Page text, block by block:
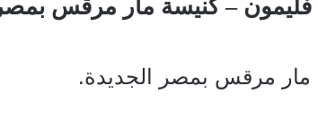
فليمون – كنيسة مار مرقس
مار مرقس بمصر الجديدة.